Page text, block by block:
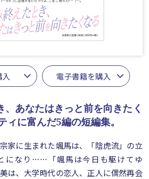
電子書籍を購入
、あなたはきっと前を向きたく
ィに富んだ5編の短編集。
家に生まれた颯馬は、「陰虎流」の立
になり……「颯馬は今日も駆けてゆ
は、大学時代の恋人、正人に偶然再会